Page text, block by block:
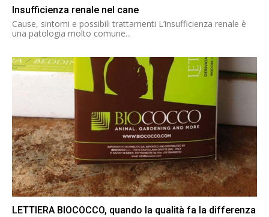
Insufficienza renale nel cane
Cause, sintomi e possibili trattamenti L’insufficienza renale è
una patologia molto comune...
LETTIERA BIOCOCCO, quando la qualità fa la differenza